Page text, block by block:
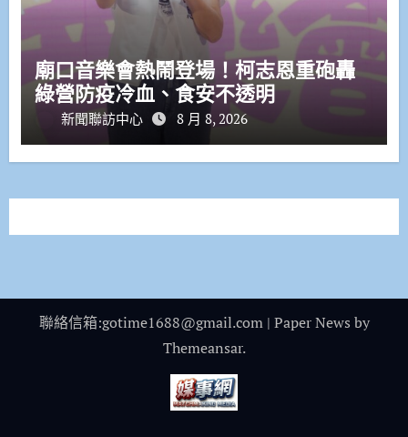
廟口音樂會熱鬧登場！柯志恩重砲轟
綠營防疫冷血、食安不透明
新聞聯訪中心 8 月 8, 2026
聯絡信箱:gotime1688@gmail.com | Paper News by
Themeansar.